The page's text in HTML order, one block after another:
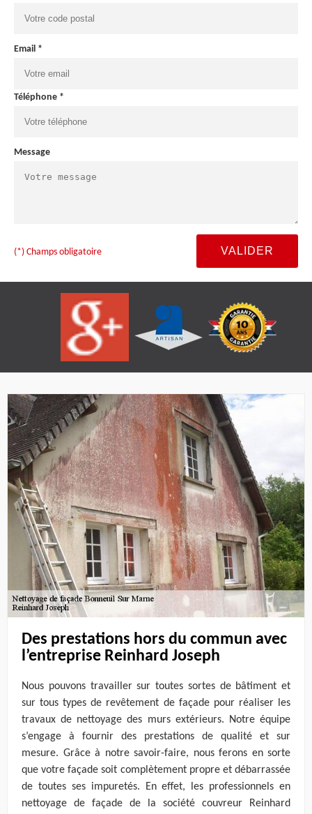
Email *
Téléphone *
Message
(*) Champs obligatoire
Des prestations hors du commun avec
l’entreprise Reinhard Joseph
Nous pouvons travailler sur toutes sortes de bâtiment et
sur tous types de revêtement de façade pour réaliser les
travaux de nettoyage des murs extérieurs. Notre équipe
s’engage à fournir des prestations de qualité et sur
mesure. Grâce à notre savoir-faire, nous ferons en sorte
que votre façade soit complètement propre et débarrassée
de toutes ses impuretés. En effet, les professionnels en
nettoyage de façade de la société couvreur Reinhard